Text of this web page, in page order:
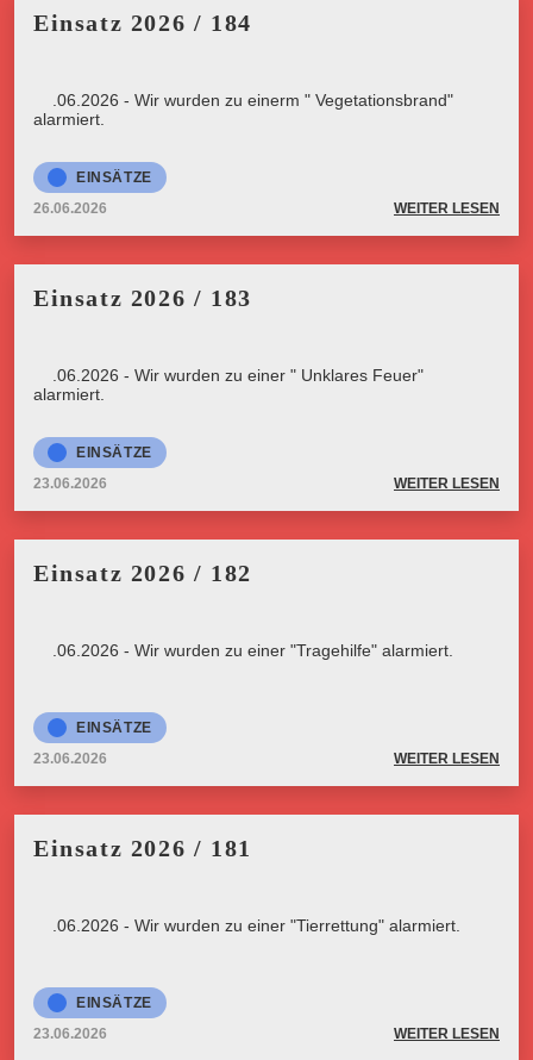
Einsatz 2026 / 184
26.06.2026 - Wir wurden zu einerm " Vegetationsbrand"
alarmiert.
EINSÄTZE
26.06.2026
WEITER LESEN
Einsatz 2026 / 183
23.06.2026 - Wir wurden zu einer " Unklares Feuer"
alarmiert.
EINSÄTZE
23.06.2026
WEITER LESEN
Einsatz 2026 / 182
23.06.2026 - Wir wurden zu einer "Tragehilfe" alarmiert.
EINSÄTZE
23.06.2026
WEITER LESEN
Einsatz 2026 / 181
23.06.2026 - Wir wurden zu einer "Tierrettung" alarmiert.
EINSÄTZE
23.06.2026
WEITER LESEN